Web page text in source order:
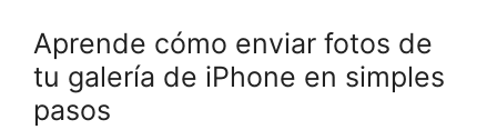
Aprende cómo enviar fotos de
tu galería de iPhone en simples
pasos